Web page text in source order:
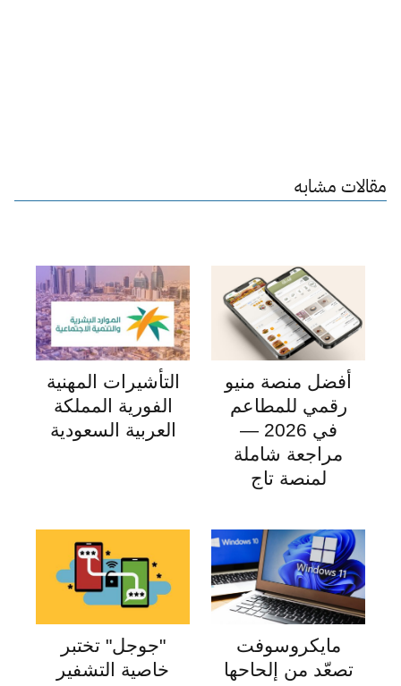
مقالات مشابه
أفضل منصة منيو
رقمي للمطاعم
في 2026 —
مراجعة شاملة
لمنصة تاج
التأشيرات المهنية
الفورية المملكة
العربية السعودية
مايكروسوفت
تصعّد من إلحاحها
"جوجل" تختبر
خاصية التشفير